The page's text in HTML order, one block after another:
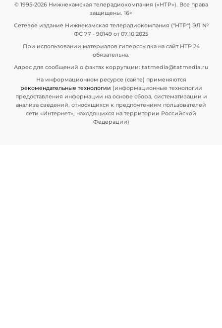
© 1995-2026 Нижнекамская телерадиокомпания («НТР»). Все права
защищены. 16+
Сетевое издание Нижнекамская телерадиокомпания ("НТР") ЭЛ №
ФС 77 - 90149 от 07.10.2025
При использовании материалов гиперссылка на сайт НТР 24
обязательна.
Адрес для сообщений о фактах коррупции: tatmedia@tatmedia.ru
На информационном ресурсе (сайте) применяются
рекомендательные технологии (информационные технологии
предоставления информации на основе сбора, систематизации и
анализа сведений, относящихся к предпочтениям пользователей
сети «Интернет», находящихся на территории Российской
Федерации)